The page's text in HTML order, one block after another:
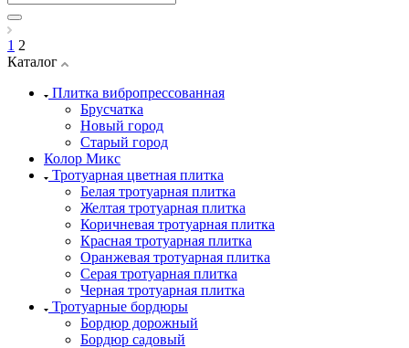
1 2
Каталог
Плитка вибропрессованная
Брусчатка
Новый город
Старый город
Колор Микс
Тротуарная цветная плитка
Белая тротуарная плитка
Желтая тротуарная плитка
Коричневая тротуарная плитка
Красная тротуарная плитка
Оранжевая тротуарная плитка
Серая тротуарная плитка
Черная тротуарная плитка
Тротуарные бордюры
Бордюр дорожный
Бордюр садовый